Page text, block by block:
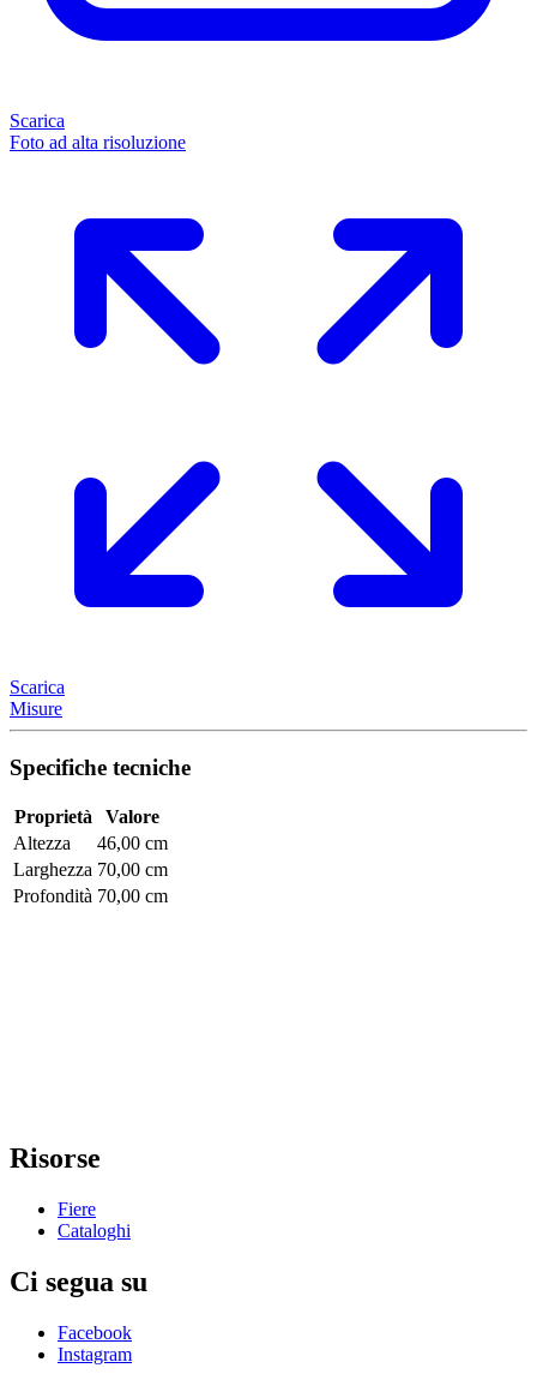
Scarica
Foto ad alta risoluzione
Scarica
Misure
Specifiche tecniche
Proprietà
Valore
Altezza
46,00 cm
Larghezza 70,00 cm
Profondità 70,00 cm
Risorse
Fiere
Cataloghi
Ci segua su
Facebook
Instagram